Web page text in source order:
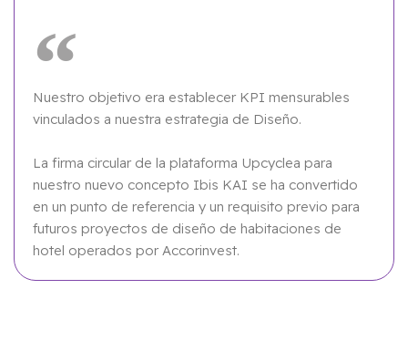
Nuestro objetivo era establecer KPI mensurables
vinculados a nuestra estrategia de Diseño.
La firma circular de la plataforma Upcyclea para
nuestro nuevo concepto Ibis KAI se ha convertido
en un punto de referencia y un requisito previo para
futuros proyectos de diseño de habitaciones de
hotel operados por Accorinvest.